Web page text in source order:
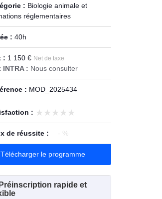
: Biologie animale et
réglementaires
: 40h
: 1 150 € Net de taxe
INTRA : Nous consulter
: MOD_2025434
: ★★★★★
★★★★★
de réussite : - %
Télécharger le programme
Préinscription rapide et